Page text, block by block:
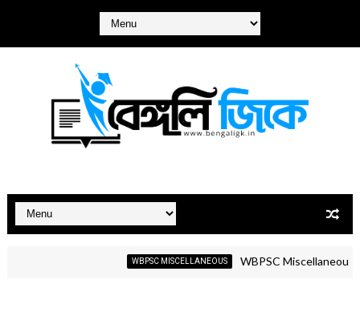
WBPSC MISCELLANEOUS WBPSC Miscellaneous GK